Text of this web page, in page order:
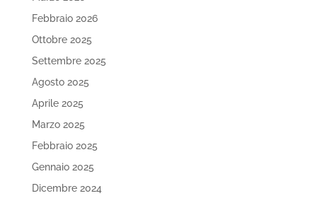
Febbraio 2026
Ottobre 2025
Settembre 2025
Agosto 2025
Aprile 2025
Marzo 2025
Febbraio 2025
Gennaio 2025
Dicembre 2024